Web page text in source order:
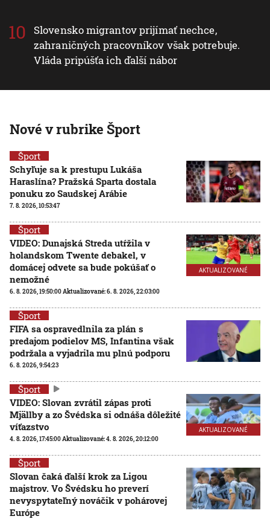
Slovensko migrantov prijímať nechce,
zahraničných pracovníkov však potrebuje.
Vláda pripúšťa ich ďalší nábor
Nové v rubrike Šport
Šport
Schyľuje sa k prestupu Lukáša
Haraslína? Pražská Sparta dostala
ponuku zo Saudskej Arábie
7. 8. 2026, 10:53:47
AKTUALIZOVANÉ
Šport
VIDEO: Dunajská Streda utŕžila v
holandskom Twente debakel, v
domácej odvete sa bude pokúšať o
nemožné
6. 8. 2026, 19:50:00 Aktualizované:6. 8. 2026, 22:03:00
Šport
FIFA sa ospravedlnila za plán s
predajom podielov MS, Infantina však
podržala a vyjadrila mu plnú podporu
6. 8. 2026, 9:54:23
AKTUALIZOVANÉ
Šport
VIDEO: Slovan zvrátil zápas proti
Mjällby a zo Švédska si odnáša dôležité
víťazstvo
4. 8. 2026, 17:45:00 Aktualizované:4. 8. 2026, 20:12:00
Šport
Slovan čaká ďalší krok za Ligou
majstrov. Vo Švédsku ho preverí
nevyspytateľný nováčik v pohárovej
Európe